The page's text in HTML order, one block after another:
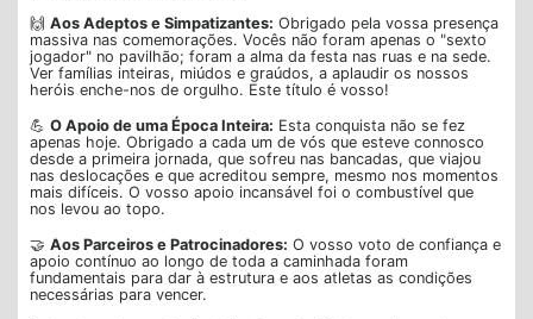
🙌 Aos Adeptos e Simpatizantes: Obrigado pela vossa presença
massiva nas comemorações. Vocês não foram apenas o "sexto
jogador" no pavilhão; foram a alma da festa nas ruas e na sede.
Ver famílias inteiras, miúdos e graúdos, a aplaudir os nossos
heróis enche-nos de orgulho. Este título é vosso!
💪 O Apoio de uma Época Inteira: Esta conquista não se fez
apenas hoje. Obrigado a cada um de vós que esteve connosco
desde a primeira jornada, que sofreu nas bancadas, que viajou
nas deslocações e que acreditou sempre, mesmo nos momentos
mais difíceis. O vosso apoio incansável foi o combustível que
nos levou ao topo.
🤝 Aos Parceiros e Patrocinadores: O vosso voto de confiança e
apoio contínuo ao longo de toda a caminhada foram
fundamentais para dar à estrutura e aos atletas as condições
necessárias para vencer.